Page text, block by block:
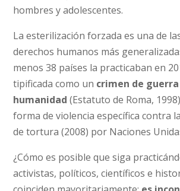
hombres y adolescentes.
La esterilización forzada es una de
derechos humanos más
menos 38 países la practicaban en
tipificada como un crimen de guerra
humanidad (Estatuto de Roma,
forma de violencia específica contra
de tortura (2008) por Naciones
¿Cómo es posible que siga
activistas, políticos, científicos e